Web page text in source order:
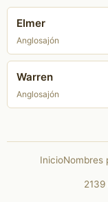
Elmer
Anglosajón
Warren
Anglosajón
InicioNombres
2139